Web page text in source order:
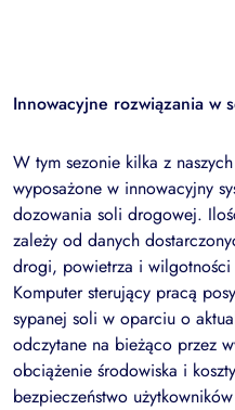
Innowacyjne rozwiązania
W tym sezonie kilka z
wyposażone w innowacyjny
dozowania soli drogowej.
zależy od danych
drogi, powietrza i wilgotności
Komputer sterujący pracą
sypanej soli w oparciu o
odczytane na bieżąco przez
obciążenie środowiska i
bezpieczeństwo